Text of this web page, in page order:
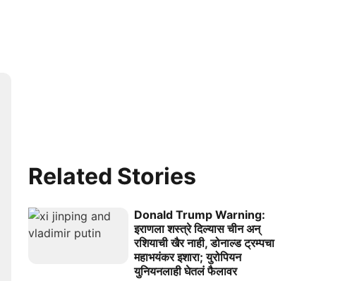
Related Stories
Donald Trump Warning:
इराणला शस्त्रे दिल्यास चीन अन्
रशियाची खैर नाही, डोनाल्ड ट्रम्पचा
महाभयंकर इशारा; युरोपियन
युनियनलाही घेतलं फैलावर